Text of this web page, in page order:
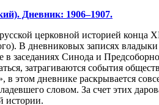
Дневник: 1906–1907.
церковной историей
В дневниковых записях
в заседаниях Синода и
затрагиваются события
этом дневнике раскрывается
словом. За счет этих
истории.